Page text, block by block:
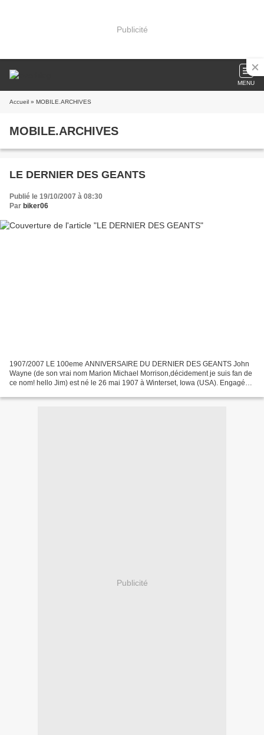
Publicité
MENU
Accueil » MOBILE.ARCHIVES
MOBILE.ARCHIVES
LE DERNIER DES GEANTS
Publié le 19/10/2007 à 08:30
Par biker06
1907/2007 LE 100eme ANNIVERSAIRE DU DERNIER DES GEANTS John
Wayne (de son vrai nom Marion Michael Morrison,décidement je suis fan de
ce nom! hello Jim) est né le 26 mai 1907 à Winterset, Iowa (USA). Engagé
Publicité